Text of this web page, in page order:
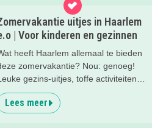
uitjes in Haarlem
| Voor kinderen en gezinnen
heeft Haarlem allemaal te bieden
zomervakantie? Nou: genoeg!
gezins-uitjes, toffe activiteiten
voor de kids, leuke musea met een
lees mee en vul
Lees meer